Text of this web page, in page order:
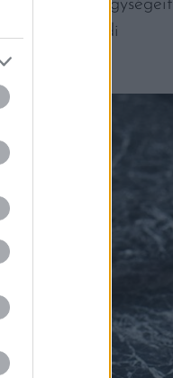
Collection egységeit
csak egyedi